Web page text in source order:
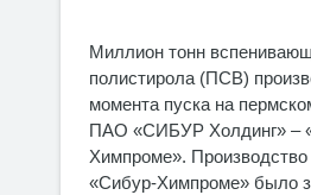
Миллион тонн
полистирола (ПСВ)
момента пуска на
ПАО «СИБУР Холдинг» –
Химпроме».
«Сибур-Химпроме» было